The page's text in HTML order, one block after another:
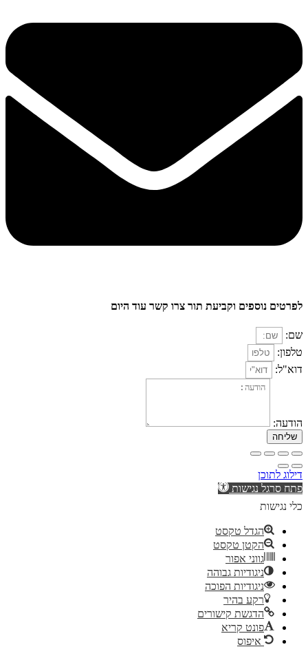
לפרטים נוספים וקביעת תור צרו קשר עוד היום
שם:
טלפון:
דוא"ל:
הודעה:
שליחה
דילוג לתוכן
פתח סרגל נגישות
כלי נגישות
הגדל טקסט
הקטן טקסט
גווני אפור
ניגודיות גבוהה
ניגודיות הפוכה
רקע בהיר
הדגשת קישורים
פונט קריא
איפוס